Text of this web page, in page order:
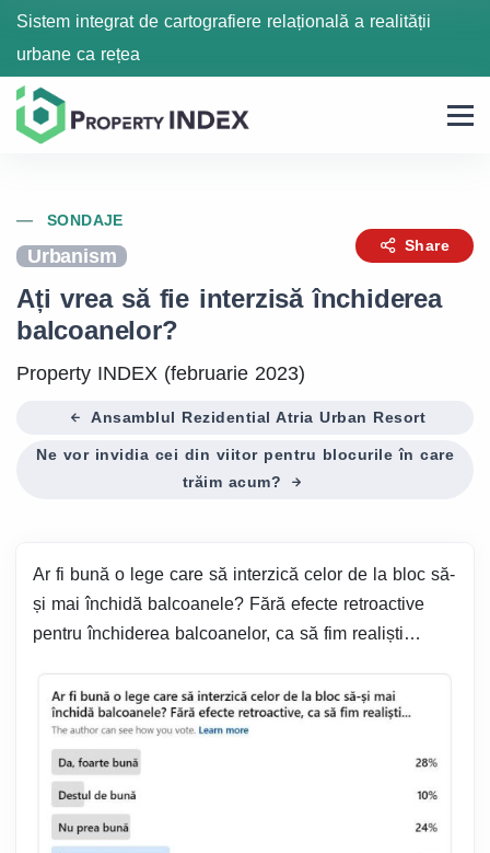
Sistem integrat de cartografiere relațională a realității
urbane ca rețea
SONDAJE
Urbanism
Share
Ați vrea să fie interzisă închiderea
balcoanelor?
Property INDEX (februarie 2023)
Ansamblul Rezidential Atria Urban Resort
Ne vor invidia cei din viitor pentru blocurile în care
trăim acum?
Ar fi bună o lege care să interzică celor de la bloc să-
și mai închidă balcoanele? Fără efecte retroactive
pentru închiderea balcoanelor, ca să fim realiști…